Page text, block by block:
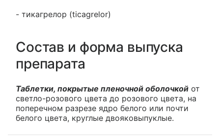
- тикагрелор (ticagrelor)
Состав и форма выпуска
препарата
Таблетки, покрытые пленочной оболочкой от
светло-розового цвета до розового цвета, на
поперечном разрезе ядро белого или почти
белого цвета, круглые двояковыпуклые.